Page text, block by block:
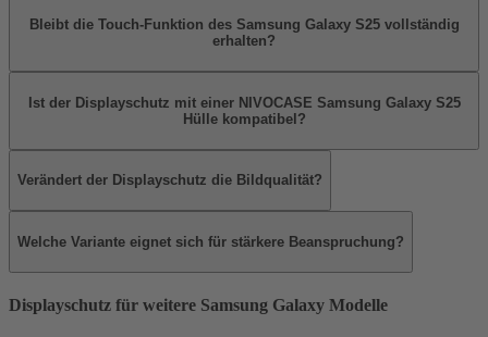
Bleibt die Touch-Funktion des Samsung Galaxy S25 vollständig
erhalten?
Ist der Displayschutz mit einer NIVOCASE Samsung Galaxy S25
Hülle kompatibel?
Verändert der Displayschutz die Bildqualität?
Welche Variante eignet sich für stärkere Beanspruchung?
Displayschutz für weitere Samsung Galaxy Modelle